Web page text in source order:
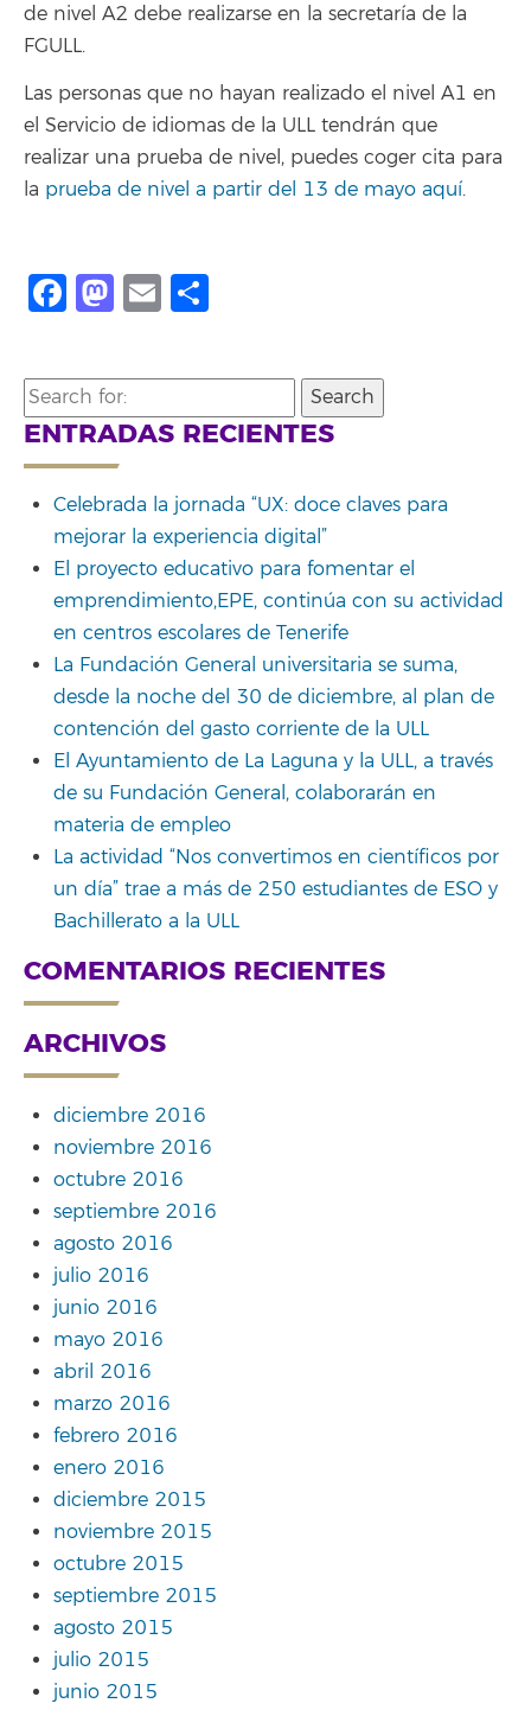
de nivel A2 debe realizarse en la secretaría de la
FGULL.
Las personas que no hayan realizado el nivel A1 en
el Servicio de idiomas de la ULL tendrán que
realizar una prueba de nivel, puedes coger cita para
la prueba de nivel a partir del 13 de mayo aquí.
Facebook
Mastodon
Email
Search
for:
ENTRADAS RECIENTES
Celebrada la jornada “UX: doce claves para
mejorar la experiencia digital”
El proyecto educativo para fomentar el
emprendimiento,EPE, continúa con su actividad
en centros escolares de Tenerife
La Fundación General universitaria se suma,
desde la noche del 30 de diciembre, al plan de
contención del gasto corriente de la ULL
El Ayuntamiento de La Laguna y la ULL, a través
de su Fundación General, colaborarán en
materia de empleo
La actividad “Nos convertimos en científicos por
un día” trae a más de 250 estudiantes de ESO y
Bachillerato a la ULL
COMENTARIOS RECIENTES
ARCHIVOS
diciembre 2016
noviembre 2016
octubre 2016
septiembre 2016
agosto 2016
julio 2016
junio 2016
mayo 2016
abril 2016
marzo 2016
febrero 2016
enero 2016
diciembre 2015
noviembre 2015
octubre 2015
septiembre 2015
agosto 2015
julio 2015
junio 2015